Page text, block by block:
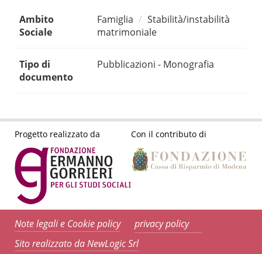
Ambito
Sociale
Famiglia
Stabilità/instabilità
matrimoniale
Tipo di
documento
Pubblicazioni - Monografia
Progetto realizzato da Con il contributo di
Note legali e Cookie policy
privacy policy
Sito realizzato da NewLogic Srl